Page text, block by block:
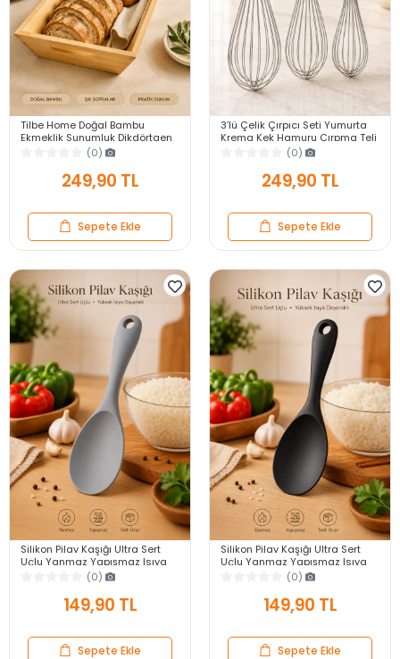
Tilbe Home Doğal Bambu
Ekmeklik Sunumluk Dikdörtgen
Kahvaltı ve Servis Sepeti
(0)
249,90 TL
Sepete Ekle
3’lü Çelik Çırpıcı Seti Yumurta
Krema Kek Hamuru Çırpma Teli
Pratik Sos Karıştırıcı Mutfak Teli
(0)
249,90 TL
Sepete Ekle
Silikon Pilav Kaşığı Ultra Sert
Uçlu Yanmaz Yapışmaz Isıya
Dayanıklı Gri Servis Yemek
(0)
149,90 TL
Sepete Ekle
Silikon Pilav Kaşığı Ultra Sert
Uçlu Yanmaz Yapışmaz Isıya
Dayanıklı Siyah Servis Yemek
(0)
149,90 TL
Sepete Ekle